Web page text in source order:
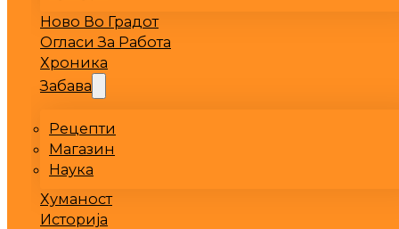
Ново Во Градот
Огласи За Работа
Хроника
Забава
Рецепти
Магазин
Наука
Хуманост
Историја